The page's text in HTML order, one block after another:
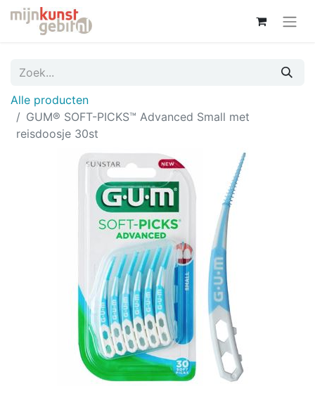
Alle producten
GUM® SOFT-PICKS™ Advanced Small met
reisdoosje 30st